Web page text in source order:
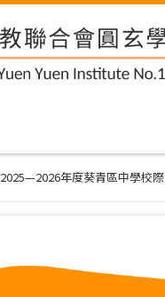
2025—2026年度葵青區中學校